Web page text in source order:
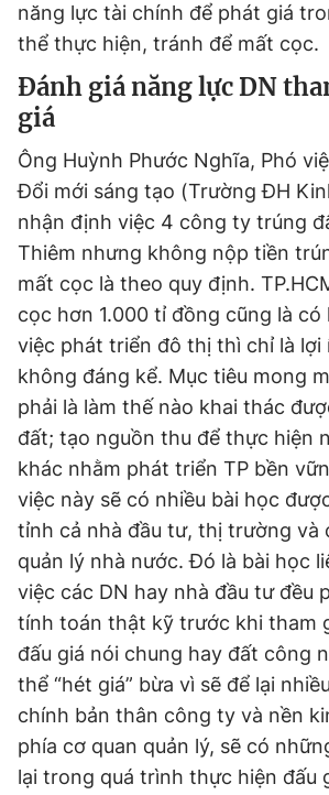
năng lực tài chính để phát giá
thể thực hiện, tránh để mất cọc.
Đánh giá năng lực DN
giá
Ông Huỳnh Phước Nghĩa, Phó
Đổi mới sáng tạo (Trường ĐH
nhận định việc 4 công ty trúng
Thiêm nhưng không nộp tiền
mất cọc là theo quy định.
cọc hơn 1.000 tỉ đồng cũng là
việc phát triển đô thị thì chỉ là lợi
không đáng kể. Mục tiêu mong
phải là làm thế nào khai thác
đất; tạo nguồn thu để thực hiện
khác nhằm phát triển TP bền
việc này sẽ có nhiều bài học
tỉnh cả nhà đầu tư, thị trường và
quản lý nhà nước. Đó là bài học
việc các DN hay nhà đầu tư đều
tính toán thật kỹ trước khi tham
đấu giá nói chung hay đất công
thể “hét giá” bừa vì sẽ để lại
chính bản thân công ty và nền
phía cơ quan quản lý, sẽ có
lại trong quá trình thực hiện đấu